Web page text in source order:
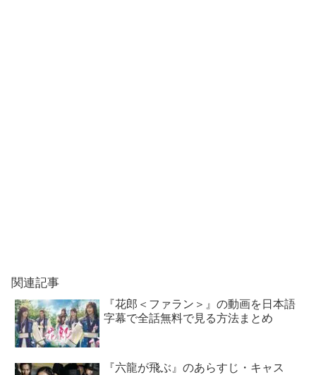
関連記事
『花郎＜ファラン＞』の動画を日本語
字幕で全話無料で見る方法まとめ
『六龍が飛ぶ』のあらすじ・キャス